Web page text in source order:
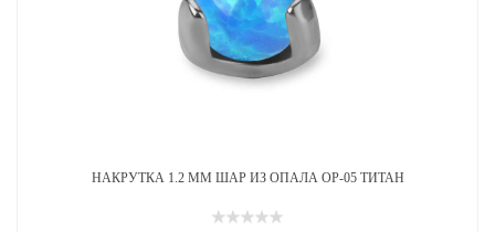
НАКРУТКА 1.2 ММ ШАР ИЗ ОПАЛА OP-05 ТИТАН